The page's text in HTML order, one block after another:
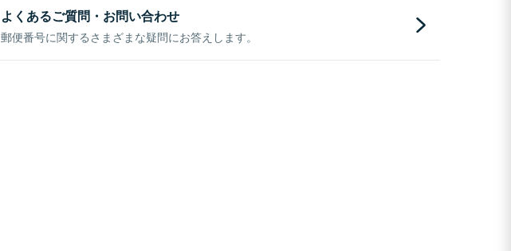
よくあるご質問・お問い合わせ
郵便番号に関するさまざまな疑問にお答えします。